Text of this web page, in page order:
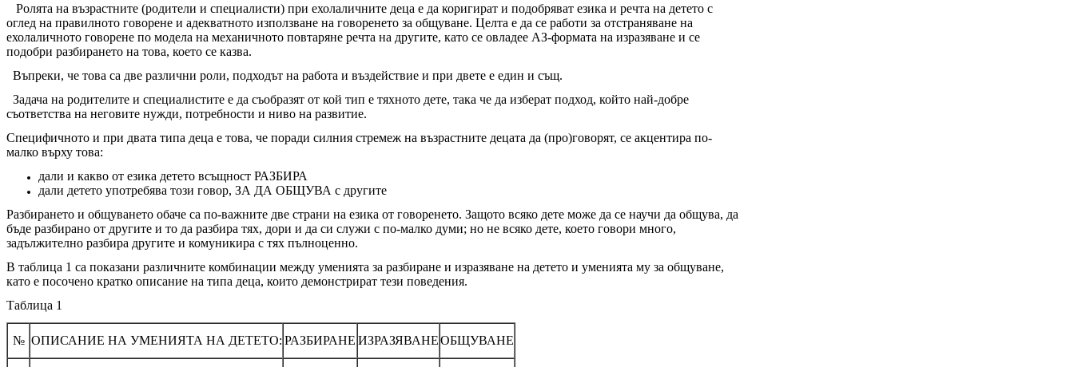
Ролята на възрастните (родители и специалисти) при ехолаличните деца е да коригират и подобряват езика и речта на детето с
оглед на правилното говорене и адекватното използване на говоренето за общуване. Целта е да се работи за отстраняване на
ехолаличното говорене по модела на механичното повтаряне речта на другите, като се овладее АЗ-формата на изразяване и се
подобри разбирането на това, което се казва.
Въпреки, че това са две различни роли, подходът на работа и въздействие и при двете е един и същ.
Задача на родителите и специалистите е да съобразят от кой тип е тяхното дете, така че да изберат подход, който най-добре
съответства на неговите нужди, потребности и ниво на развитие.
Специфичното и при двата типа деца е това, че поради силния стремеж на възрастните децата да (про)говорят, се акцентира по-
малко върху това:
дали и какво от езика детето всъщност РАЗБИРА
дали детето употребява този говор, ЗА ДА ОБЩУВА с другите
Разбирането и общуването обаче са по-важните две страни на езика от говоренето. Защото всяко дете може да се научи да общува, да
бъде разбирано от другите и то да разбира тях, дори и да си служи с по-малко думи; но не всяко дете, което говори много,
задължително разбира другите и комуникира с тях пълноценно.
В таблица 1 са показани различните комбинации между уменията за разбиране и изразяване на детето и уменията му за общуване,
като е посочено кратко описание на типа деца, които демонстрират тези поведения.
Таблица 1
№ ОПИСАНИЕ НА УМЕНИЯТА НА ДЕТЕТО: РАЗБИРАНЕ ИЗРАЗЯВАНЕОБЩУВАНЕ